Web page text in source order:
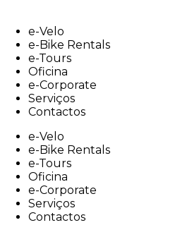
contente-Velo
e-Bike Rentals
e-Tours
Oficina
e-Corporate
Serviços
Contactos
e-Velo
e-Bike Rentals
e-Tours
Oficina
e-Corporate
Serviços
Contactos